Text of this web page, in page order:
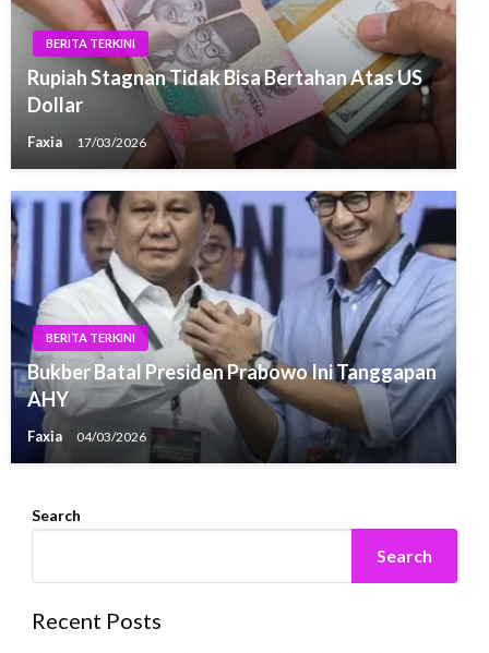
BERITA TERKINI
Rupiah Stagnan Tidak Bisa Bertahan Atas US
Dollar
Faxia 17/03/2026
BERITA TERKINI
Bukber Batal Presiden Prabowo Ini Tanggapan
AHY
Faxia 04/03/2026
Search
Search
Recent Posts